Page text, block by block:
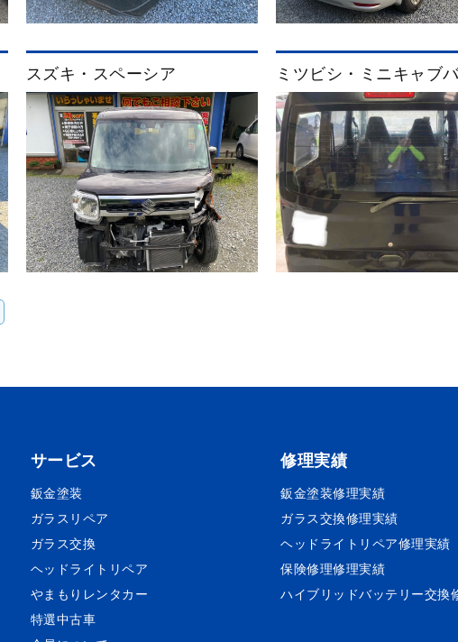
スズキ・スペーシア ミツビシ・ミニキャブ
サービス
鈑金塗装
ガラスリペア
ガラス交換
ヘッドライトリペア
やまもりレンタカー
特選中古車
修理実績
鈑金塗装修理実績
ガラス交換修理実績
ヘッドライトリペア修理実績
保険修理修理実績
ハイブリッドバッテリー交換